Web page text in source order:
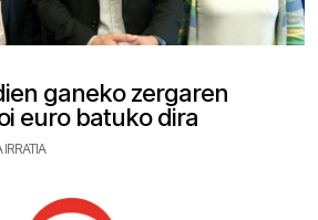
ganeko zergaren
euro batuko dira